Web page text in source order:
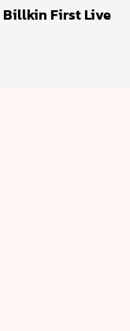
Billkin First Live